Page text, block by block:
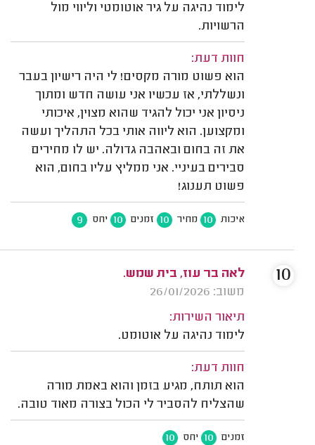
לימוד נהיגה על גיר אוטומטי וליווי מול
הרשויות.
חוות דעת:
הוא פשוט מורה מקסים! לי היה רישיון בעבר
ונשללתי, אז עכשיו אני עושה חדש ומתוך
ניסיון אני יכול להגיד שהוא מצוין, איכותי
ומקצוען. הוא ליווה אותי בכל התהליך ועשה
את זה בחום ובאהבה גדולה. יש לו מחירים
סבירים בעיניי. אני ממליץ עליו בחום, הוא
פשוט תענוג!
איכות 10 מחיר 10 זמנים 10 יחס 9
לאה בר עוז, בית שמש.
משוב: 26/01/2026
תיאור השירות:
לימוד נהיגה על אוטומט.
חוות דעת:
הוא תותח, מגיע בזמן והוא באמת מורה
שהצליח להסביר לי הכול בצורה מאוד טובה.
זמנים 10 יחס 10
10